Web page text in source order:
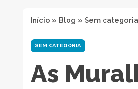
Início » Blog » Sem categoria
SEM CATEGORIA
As